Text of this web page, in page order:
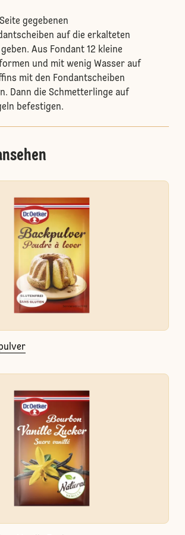
gegebenen
auf die erkalteten
Aus Fondant 12 kleine
und mit wenig Wasser auf
mit den Fondantscheiben
Dann die Schmetterlinge auf
befestigen.